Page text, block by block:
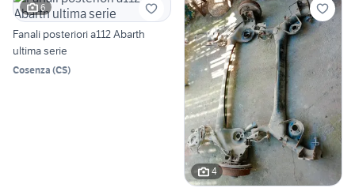
6
Fanali posteriori a112 Abarth
ultima serie
Cosenza (CS)
4